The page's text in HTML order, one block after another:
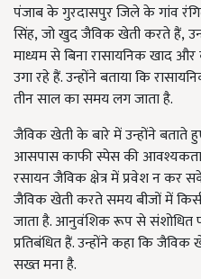
पंजाब के गुरदासपुर जिले के गांव
सिंह,जो खुद जैविक खेती करते हैं,
माध्यम से बिना रासायनिक खाद
उगा रहे हैं. उन्होंने बताया कि
तीन साल का समय लग जाता है.
जैविक खेती के बारे में उन्होंने
आसपास काफी स्पेस की आवश्यकता है
रसायन जैविक क्षेत्र में प्रवेश न कर
जैविक खेती करते समय बीजों में
जाता है. आनुवंशिक रूप से
प्रतिबंधित हैं. उन्होंने कहा कि
सख्त मना है.